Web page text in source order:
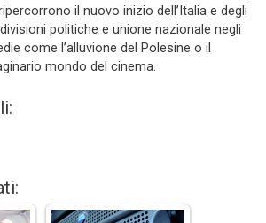
il nuovo inizio dell’Italia e degli
politiche e unione nazionale negli
come l’alluvione del Polesine o il
mondo del cinema.